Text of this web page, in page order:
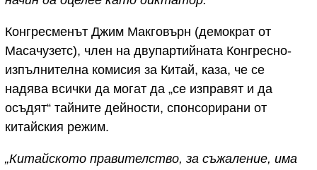
Конгресменът Джим Макговърн (демократ от
Масачузетс), член на двупартийната Конгресно-
изпълнителна комисия за Китай, каза, че се
надява всички да могат да „се изправят и да
осъдят“ тайните дейности, спонсорирани от
китайския режим.
„Китайското правителство, за съжаление, има